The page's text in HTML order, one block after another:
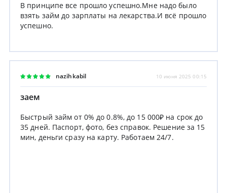
В принципе все прошло успешно.Мне надо было
взять займ до зарплаты на лекарства.И всё прошло
успешно.
nazihkabil 10 июня 2025 00:15
заем
Быстрый займ от 0% до 0.8%, до 15 000₽ на срок до
35 дней. Паспорт, фото, без справок. Решение за 15
мин, деньги сразу на карту. Работаем 24/7.